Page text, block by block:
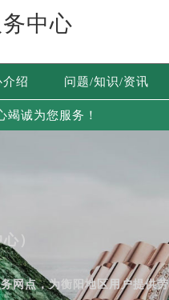
中心
介绍 问题/知识/资讯
竭诚为您服务！
）
网点，为衡阳地区用户提供